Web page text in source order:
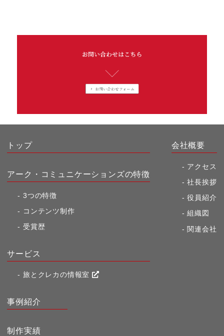
トップ
アーク・コミュニケーションズの特徴
3つの特徴
コンテンツ制作
受賞歴
サービス
旅とクレカの情報室
会社概要
アクセス
社長挨拶
役員紹介
組織図
関連会社
事例紹介
制作実績